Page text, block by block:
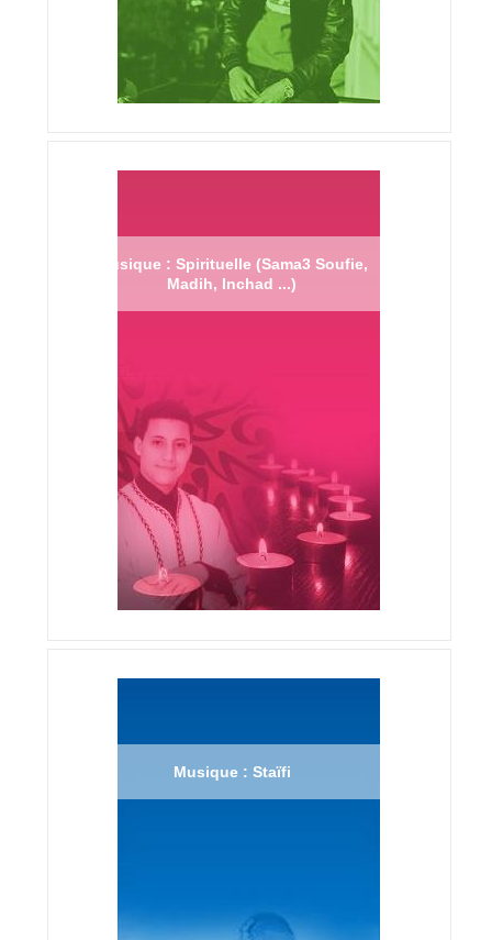
Musique : Spirituelle (Sama3 Soufie,
Madih, Inchad ...)
Musique : Staïfi